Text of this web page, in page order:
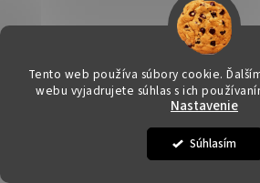
Tento web používa súbory cookie.
webu vyjadrujete súhlas s ich
Nastavenie
Súhlasím
29,67 €